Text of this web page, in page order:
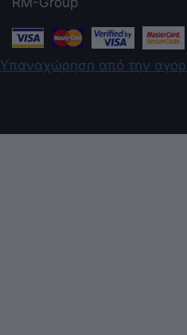
Υπαναχώρηση από την